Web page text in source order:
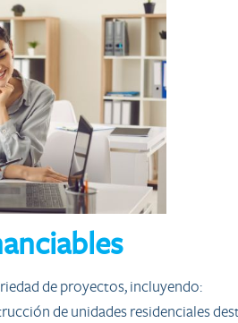
de proyectos, incluyendo:
de unidades residenciales